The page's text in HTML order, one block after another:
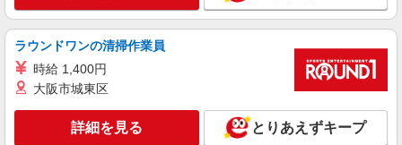
株式会社kotrio /●SI-H-2076378
＜高時給＞みずほ台駅近くの病院で安定した働
き方を★看護助手♪
時給1600円〜2250円 ＜日払い有/週払い有/交
ラウンドワンの清掃作業員
時給 1,400円
大阪市城東区
詳細を見る とりあえずキープ